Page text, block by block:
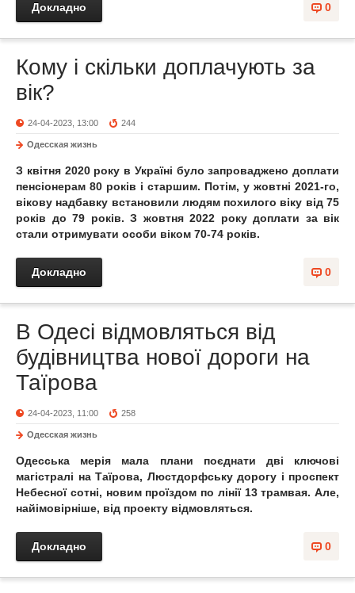
0
Докладно
Кому і скільки доплачують за
вік?
24-04-2023, 13:00 244
Одесская жизнь
З квітня 2020 року в Україні було запроваджено доплати
пенсіонерам 80 років і старшим. Потім, у жовтні 2021-го,
вікову надбавку встановили людям похилого віку від 75
років до 79 років. З жовтня 2022 року доплати за вік
стали отримувати особи віком 70-74 років.
0
Докладно
В Одесі відмовляться від
будівництва нової дороги на
Таїрова
24-04-2023, 11:00 258
Одесская жизнь
Одесська мерія мала плани поєднати дві ключові
магістралі на Таїрова, Люстдорфську дорогу і проспект
Небесної сотні, новим проїздом по лінії 13 трамвая. Але,
найімовірніше, від проекту відмовляться.
0
Докладно